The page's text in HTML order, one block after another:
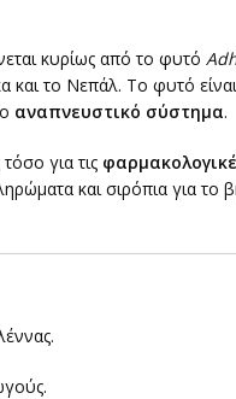
κυρίως από το φυτό
και το Νεπάλ. Το φυτό
αναπνευστικό σύστημα.
για τις
και σιρόπια για